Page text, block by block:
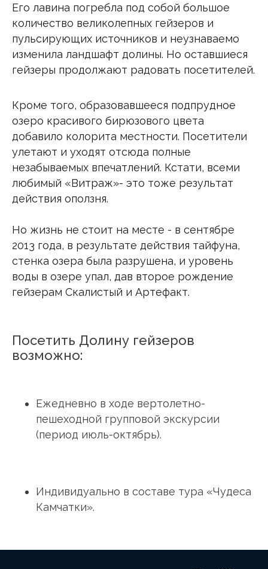
Его лавина погребла под собой большое
количество великолепных гейзеров и
пульсирующих источников и неузнаваемо
изменила ландшафт долины. Но оставшиеся
гейзеры продолжают радовать посетителей.
Кроме того, образовавшееся подпрудное
озеро красивого бирюзового цвета
добавило колорита местности. Посетители
улетают и уходят отсюда полные
незабываемых впечатлений. Кстати, всеми
любимый «Витраж»- это тоже результат
действия оползня.
Но жизнь не стоит на месте - в сентябре
2013 года, в результате действия тайфуна,
стенка озера была разрушена, и уровень
воды в озере упал, дав второе рождение
гейзерам Скалистый и Артефакт.
Посетить Долину гейзеров
возможно:
Ежедневно в ходе вертолетно-
пешеходной групповой экскурсии
(период июль-октябрь).
Индивидуально в составе тура «Чудеса
Камчатки».